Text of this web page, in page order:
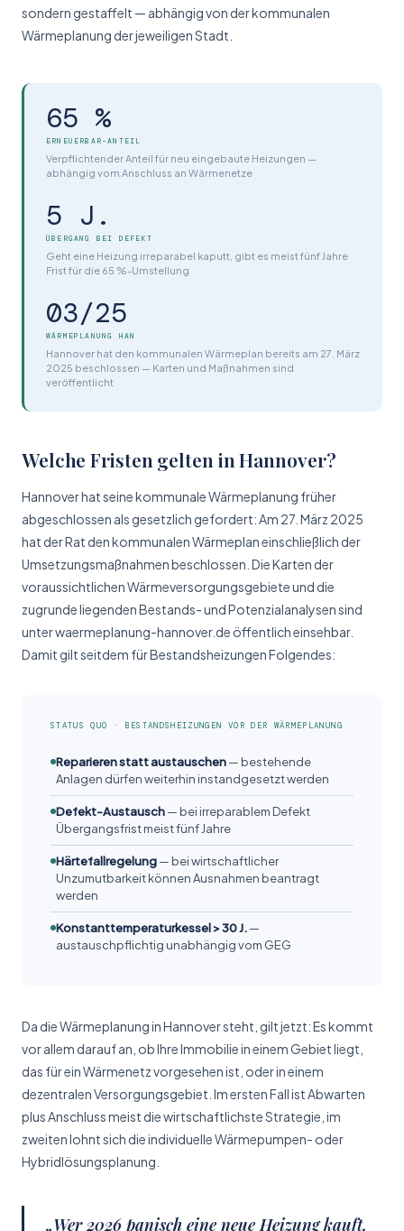
sondern gestaffelt — abhängig von der kommunalen
Wärmeplanung der jeweiligen Stadt.
65 %
ERNEUERBAR-ANTEIL
Verpflichtender Anteil für neu eingebaute Heizungen —
abhängig vom Anschluss an Wärmenetze
5 J.
ÜBERGANG BEI DEFEKT
Geht eine Heizung irreparabel kaputt, gibt es meist fünf Jahre
Frist für die 65 %-Umstellung
03/25
WÄRMEPLANUNG HAN
Hannover hat den kommunalen Wärmeplan bereits am 27. März
2025 beschlossen — Karten und Maßnahmen sind
veröffentlicht
Welche Fristen gelten in Hannover?
Hannover hat seine kommunale Wärmeplanung früher
abgeschlossen als gesetzlich gefordert: Am 27. März 2025
hat der Rat den kommunalen Wärmeplan einschließlich der
Umsetzungs­maßnahmen beschlossen. Die Karten der
voraussichtlichen Wärme­versorgungs­gebiete und die
zugrunde liegenden Bestands- und Potenzialanalysen sind
unter waermeplanung-hannover.de öffentlich einsehbar.
Damit gilt seitdem für Bestands­heizungen Folgendes:
STATUS QUO · BESTANDSHEIZUNGEN VOR DER WÄRMEPLANUNG
Reparieren statt austauschen— bestehende
Anlagen dürfen weiterhin instandgesetzt werden
Defekt-Austausch— bei irreparablem Defekt
Übergangsfrist meist fünf Jahre
Härtefall­regelung— bei wirtschaftlicher
Unzumutbarkeit können Ausnahmen beantragt
werden
Konstanttemperaturkessel > 30 J.—
austauschpflichtig unabhängig vom GEG
Da die Wärmeplanung in Hannover steht, gilt jetzt: Es kommt
vor allem darauf an, ob Ihre Immobilie in einem Gebiet liegt,
das für ein Wärmenetz vorgesehen ist, oder in einem
dezentralen Versorgungs­gebiet. Im ersten Fall ist Abwarten
plus Anschluss meist die wirtschaftlichste Strategie, im
zweiten lohnt sich die individuelle Wärmepumpen- oder
Hybrid­lösungs­planung.
„Wer 2026 panisch eine neue Heizung kauft,